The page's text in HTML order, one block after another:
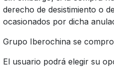
derecho de desistimiento o
ocasionados por dicha
Grupo Iberochina se
El usuario podrá elegir su